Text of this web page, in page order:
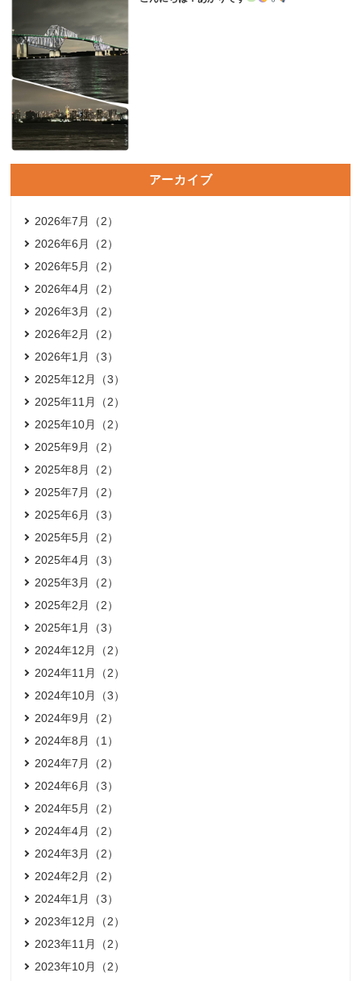
アーカイブ
2026年7月（2）
2026年6月（2）
2026年5月（2）
2026年4月（2）
2026年3月（2）
2026年2月（2）
2026年1月（3）
2025年12月（3）
2025年11月（2）
2025年10月（2）
2025年9月（2）
2025年8月（2）
2025年7月（2）
2025年6月（3）
2025年5月（2）
2025年4月（3）
2025年3月（2）
2025年2月（2）
2025年1月（3）
2024年12月（2）
2024年11月（2）
2024年10月（3）
2024年9月（2）
2024年8月（1）
2024年7月（2）
2024年6月（3）
2024年5月（2）
2024年4月（2）
2024年3月（2）
2024年2月（2）
2024年1月（3）
2023年12月（2）
2023年11月（2）
2023年10月（2）